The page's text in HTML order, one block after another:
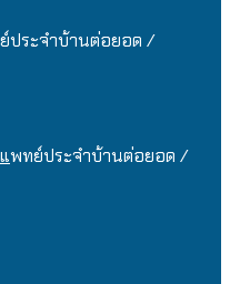
ประจำบ้านต่อยอด /
พทย์ประจำบ้านต่อยอด /